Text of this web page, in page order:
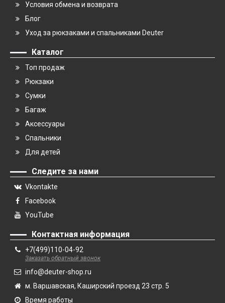
Условия обмена и возврата
Блог
Уход за рюкзаками и спальниками Deuter
Каталог
Топ продаж
Рюкзаки
Сумки
Багаж
Аксессуары
Спальники
Для детей
Следите за нами
Vkontakte
Facebook
YouTube
Контактная информация
+7(499)110-04-92
Заказать обратный звонок
info@deuter-shop.ru
м. Варшавская, Каширский проезд 23 стр. 5
Время работы